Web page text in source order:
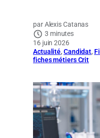
Alexis Catanas
3 minutes
16 juin 2026
Actualité, Candidat,
fiches métiers Crit